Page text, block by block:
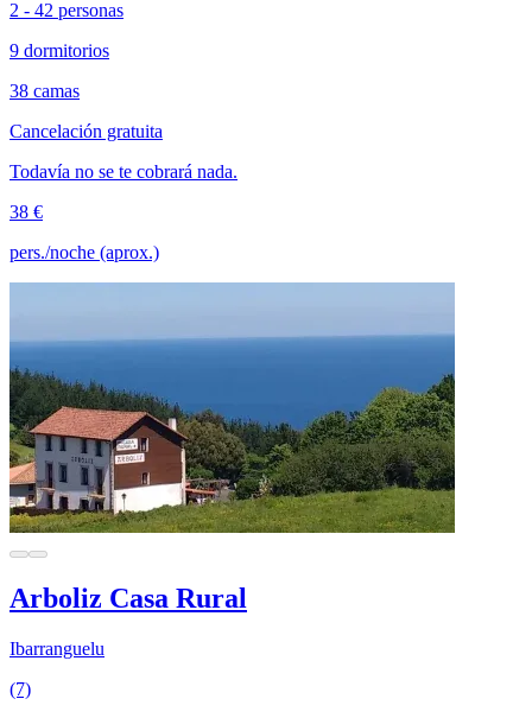
2 - 42 personas
9 dormitorios
38 camas
Cancelación gratuita
Todavía no se te cobrará nada.
38 €
pers./noche (aprox.)
Arboliz Casa Rural
Ibarranguelu
(7)